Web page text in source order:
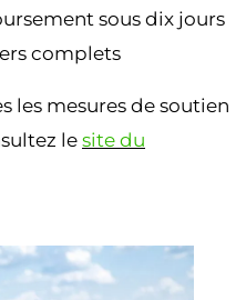
sous dix jours
complets
les mesures de soutien
le site du